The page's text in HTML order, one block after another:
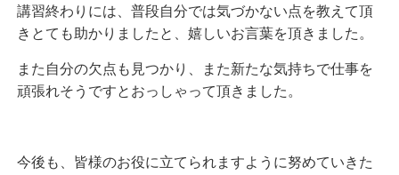
講習終わりには、普段自分では気づかない点を教えて頂
きとても助かりましたと、嬉しいお言葉を頂きました。
また自分の欠点も見つかり、また新たな気持ちで仕事を
頑張れそうですとおっしゃって頂きました。
今後も、皆様のお役に立てられますように努めていきた